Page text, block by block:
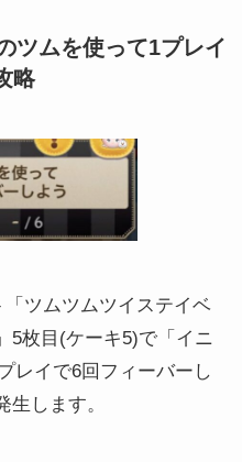
ツムを使って1プレイ
略
ツムツムツイステイベ
5枚目(ケーキ5)で「イニ
レイで6回フィーバーし
します。